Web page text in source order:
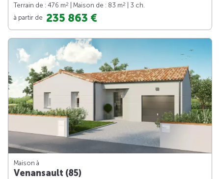
Terrain de : 476 m2 | Maison de : 83 m2
| 3 ch.
à partir de 235 863 €
Maison à
Venansault (85)